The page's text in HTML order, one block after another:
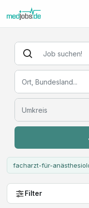
facharzt-für-
Filter